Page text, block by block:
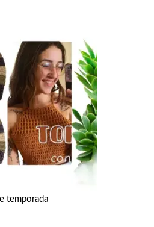
temporada